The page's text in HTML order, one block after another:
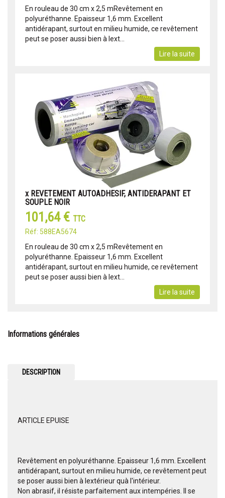
En rouleau de 30 cm x 2,5 mRevêtement en
polyuréthanne. Epaisseur 1,6 mm. Excellent
antidérapant, surtout en milieu humide, ce revêtement
peut se poser aussi bien à lext...
Lire la suite
x REVETEMENT AUTOADHESIF, ANTIDERAPANT ET
SOUPLE NOIR
101,64 € TTC
Réf: 588EA5674
En rouleau de 30 cm x 2,5 mRevêtement en
polyuréthanne. Epaisseur 1,6 mm. Excellent
antidérapant, surtout en milieu humide, ce revêtement
peut se poser aussi bien à lext...
Lire la suite
Informations générales
DESCRIPTION
ARTICLE EPUISE
Revêtement en polyuréthanne. Epaisseur 1,6 mm. Excellent
antidérapant, surtout en milieu humide, ce revêtement peut
se poser aussi bien à lextérieur quà l'intérieur.
Non abrasif, il résiste parfaitement aux intempéries. Il se